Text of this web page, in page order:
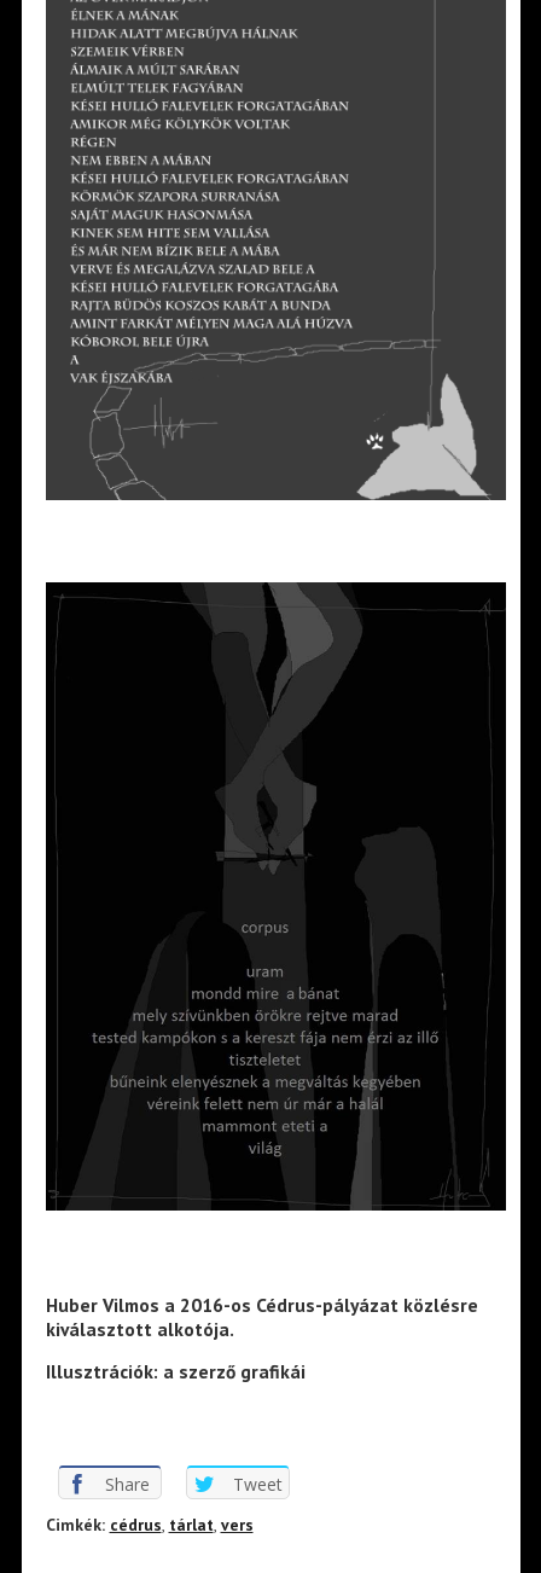
Huber Vilmos a 2016-os Cédrus-pályázat közlésre
kiválasztott alkotója.
Illusztrációk: a szerző grafikái
Share Tweet
Cimkék: cédrus, tárlat, vers